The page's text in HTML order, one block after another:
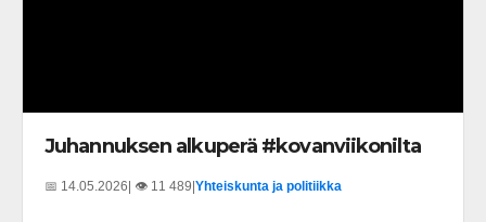
Juhannuksen alkuperä #kovanviikonilta
📅 14.05.2026 | 👁️ 11 489 Yhteiskunta ja politiikka